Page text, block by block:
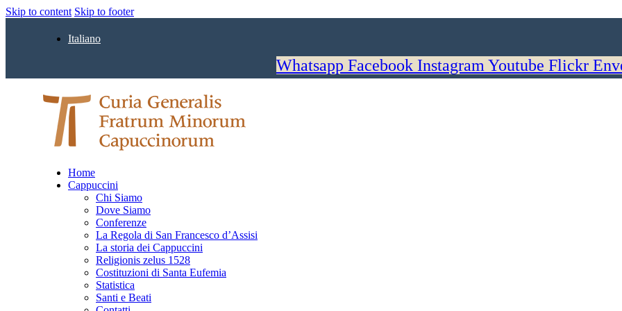
Skip to content Skip to footer
Italiano
Whatsapp Facebook Instagram Youtube Flickr
Home
Cappuccini
Chi Siamo
Dove Siamo
Conferenze
La Regola di San Francesco d’Assisi
La storia dei Cappuccini
Religionis zelus 1528
Costituzioni di Santa Eufemia
Statistica
Santi e Beati